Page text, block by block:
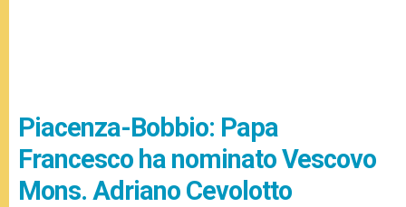
Piacenza-Bobbio: Papa
Francesco ha nominato Vescovo
Mons. Adriano Cevolotto